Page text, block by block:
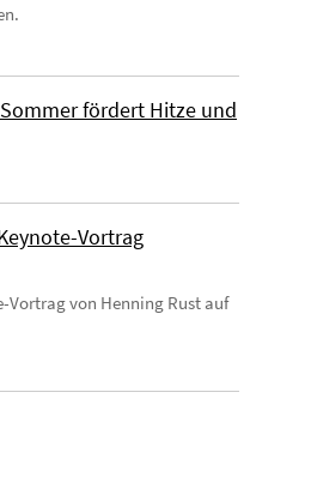
fördert Hitze und
Vortrag
Vortrag von Henning Rust auf